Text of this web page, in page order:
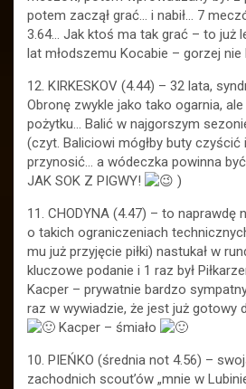
potem zaczął grać… i nabił… 7
3.64… Jak ktoś ma tak grać – to już
lat młodszemu Kocabie – gorzej nie
12. KIRKESKOV (4.44) – 32 lata,
Obronę zwykle jako tako ogarnia,
pożytku… Balić w najgorszym
(czyt. Baliciowi mógłby buty czyścić
przynosić… a wódeczka powinna
JAK SOK Z PIGWY!
)
11. CHODYNA (4.47) – to naprawdę
o takich ograniczeniach
mu już przyjęcie piłki) nastukał w
kluczowe podanie i 1 raz był
Kacper – prywatnie bardzo
raz w wywiadzie, że jest już gotowy
Kacper – śmiało
10. PIEŃKO (średnia not 4.56) –
zachodnich scout’ów „mnie w